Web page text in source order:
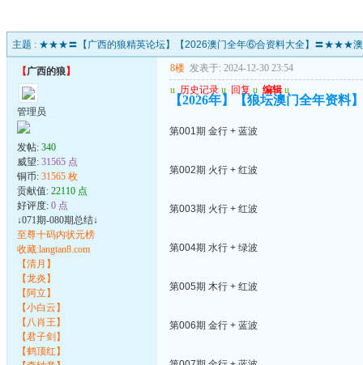
主题 : ★★★〓【广西的狼精英论坛】【2026澳门全年⑥合资料大全】〓★★★
【广西的狼】
管理员
发帖: 340
威望: 31565 点
铜币: 31565 枚
贡献值: 22110 点
好评度: 0 点
↓071期-080期总结↓
至尊十码内状元榜
收藏:langtan8.com
【清月】
【龙炎】
【阿立】
【小白云】
【八肖王】
【君子剑】
【鹤顶红】
8楼 发表于: 2024-12-30 23:54
u 历史记录 u 回复 u 编辑 u
【2026年】【狼坛澳门全年资
第001期 金行 + 蓝波
第002期 火行 + 红波
第003期 火行 + 红波
第004期 水行 + 绿波
第005期 木行 + 红波
第006期 金行 + 蓝波